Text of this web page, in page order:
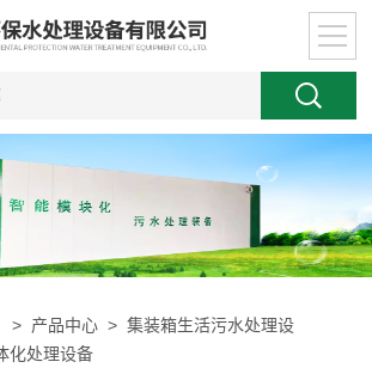
> 产品中心 >集装箱生活污水处理设
化处理设备